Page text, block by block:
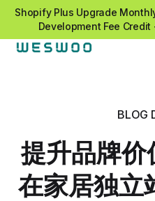
Shopify Plus Upgrade
Development Fee
BLOG
提升品牌
在家居独立